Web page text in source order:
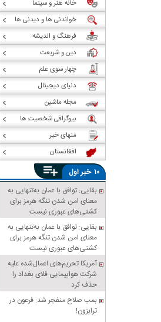
خانه هنر و سینما
خواندنی ها و دیدنی ها
فرهنگ و اندیشه
دین و شریعت
چهار سوی علم
دنیای دیجیتال
مجله ماشین
بیوگرافی شخصیت ها
منهای خبر
افغانستان
۱۰ خبراول
بقایی: توافق با عمان به‌تنهایی به
معنای امن شدن تنگه هرمز برای
کشتی‌های عبوری نیست
بقایی: توافق با عمان به‌تنهایی به
معنای امن شدن تنگه هرمز برای
کشتی‌های عبوری نیست
آمریکا تحریم‌های اعمال‌شده علیه
شرکت هواپیمایی فلای بغداد را
حذف کرد
بمب صلاح منفجر شد: فرعون در
ترابزون!